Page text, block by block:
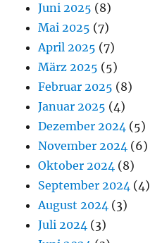
Juni 2025 (8)
Mai 2025 (7)
April 2025 (7)
März 2025 (5)
Februar 2025 (8)
Januar 2025 (4)
Dezember 2024 (5)
November 2024 (6)
Oktober 2024 (8)
September 2024 (4)
August 2024 (3)
Juli 2024 (3)